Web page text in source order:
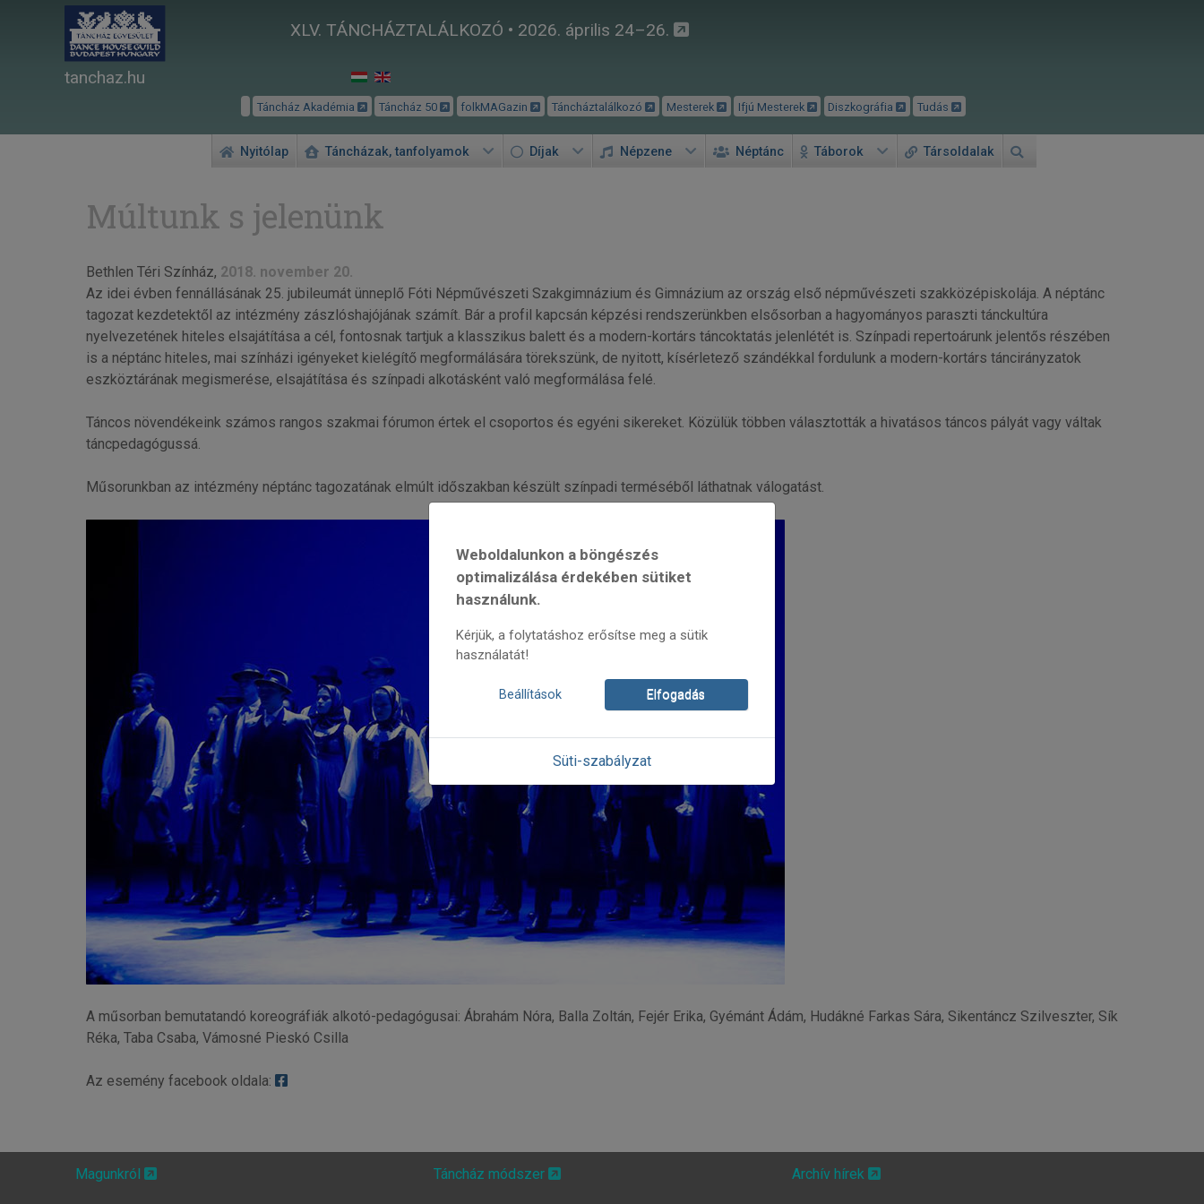
XLV. TÁNCHÁZTALÁLKOZÓ • 2026. április 24–26.
tanchaz.hu
Táncház Akadémia Táncház 50 folkMAGazin Táncháztalálkozó Mesterek Ifjú Mesterek Diszkográfia Tudás
Nyitólap Táncházak, tanfolyamok Díjak Népzene Néptánc Táborok Társoldalak
Múltunk s jelenünk
Bethlen Téri Színház, 2018. november 20.
Az idei évben fennállásának 25. jubileumát ünneplő Fóti Népművészeti Szakgimnázium és Gimnázium az ország első népművészeti szakközépiskolája. A néptánc
tagozat kezdetektől az intézmény zászlóshajójának számít. Bár a profil kapcsán képzési rendszerünkben elsősorban a hagyományos paraszti tánckultúra
nyelvezetének hiteles elsajátítása a cél, fontosnak tartjuk a klasszikus balett és a modern-kortárs táncoktatás jelenlétét is. Színpadi repertoárunk jelentős részében
is a néptánc hiteles, mai színházi igényeket kielégítő megformálására törekszünk, de nyitott, kísérletező szándékkal fordulunk a modern-kortárs táncirányzatok
eszköztárának megismerése, elsajátítása és színpadi alkotásként való megformálása felé.
Táncos növendékeink számos rangos szakmai fórumon értek el csoportos és egyéni sikereket. Közülük többen választották a hivatásos táncos pályát vagy váltak
táncpedagógussá.
Műsorunkban az intézmény néptánc tagozatának elmúlt időszakban készült színpadi terméséből láthatnak válogatást.
A műsorban bemutatandó koreográfiák alkotó-pedagógusai: Ábrahám Nóra, Balla Zoltán, Fejér Erika, Gyémánt Ádám, Hudákné Farkas Sára, Sikentáncz Szilveszter, Sík
Réka, Taba Csaba, Vámosné Pieskó Csilla
Az esemény facebook oldala:
Weboldalunkon a böngészés
optimalizálása érdekében sütiket
használunk.
Kérjük, a folytatáshoz erősítse meg a sütik
használatát!
Beállítások Elfogadás
Süti-szabályzat
Magunkról Táncház módszer Archív hírek